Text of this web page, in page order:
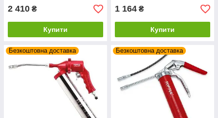
2 410 ₴
Купити
1 164 ₴
Купити
Безкоштовна доставка Безкоштовна доставка